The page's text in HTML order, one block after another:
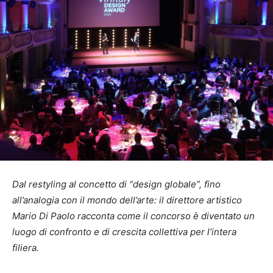
Dal restyling al concetto di “design globale”, fino
all’analogia con il mondo dell’arte: il direttore artistico
Mario Di Paolo racconta come il concorso è diventato un
luogo di confronto e di crescita collettiva per l’intera
filiera.